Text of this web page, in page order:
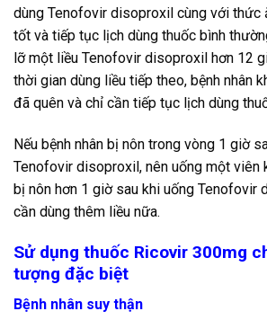
dùng Tenofovir disoproxil cùng với thức
tốt và tiếp tục lịch dùng thuốc bình
lỡ một liều Tenofovir disoproxil hơn 12
thời gian dùng liều tiếp theo, bệnh nhân
đã quên và chỉ cần tiếp tục lịch dùng
Nếu bệnh nhân bị nôn trong vòng 1 giờ
Tenofovir disoproxil, nên uống một viên
bị nôn hơn 1 giờ sau khi uống Tenofovir
cần dùng thêm liều nữa.
Sử dụng thuốc Ricovir 300mg
tượng đặc biệt
Bệnh nhân suy thận